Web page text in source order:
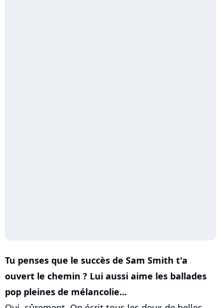
Tu penses que le succès de Sam Smith t'a
ouvert le chemin ? Lui aussi aime les ballades
pop pleines de mélancolie...